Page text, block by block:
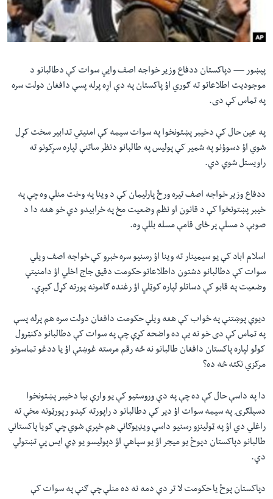
مخکې
لټون
واوړئ
اداریه
Learning English
FOLLOW US
ژبې
پېښور — دپاکستان ددفاع وزیر خواجه اصف وایي سوات کې دطالبانو د
موجودیت اطلاعاتو ته ګوري اؤ پاکستان په دې اړه پرله پسې دافغان دولت سره
په تماس کې دی.
په عین حال کې دخیبر پښتونخوا په سوات سیمه کې امنیتي تدابیر سخت کړل
شوي اؤ دسوؤنو په شمیر کې پولیس په طالبانو دنظر ساتنې لپاره سړکونو ته
راویستل شوي دي.
ددفاع وزیر خواجه اصف تیره ورځ پارلیمان کې د وینا په وخت منلې وه چې په
خیبر پښتونخوا کې د قانون او نظم وضعیت مخ په خرابیدو دي خو هغه دا د
صوبې د مسلې پر ځای قامې مسله بللې وه.
اسلام اباد کې یو سیمینار ته وینا اؤ رسنیو سره خبرو کې خواجه اصف ویلي
سوات کې دطالبانو دشتون داطلاعاتو حکومت دقیق جاج اخلي اؤ دامنیتي
وضعیت په قابو کې دساتلو لپاره کوټلي اؤ رغنده ګامونه پورته کړل کیږي.
دیوې پوښتنې په ځواب کې هغه ویلي حکومت دافغان دولت سره هم پرله پسې
په تماس کې دی خو نه یې ده واضحه کړې چې په سوات کې دطالبانو دکنټرول
کولو لپاره پاکستان دافغان طالبانو نه څه رقم مرسته غوښتې اؤ یا ددغو تماسونو
مرکزي نکته څه ده؟
دا په داسې حال کې ده چې په دې وروستیو کې یو وارې بیا دخیبر پښتونخوا
دسېلګرۍ په سیمه سوات اؤ دیر کې دطالبانو د راپورته کیدو رپورټونه مخې ته
راغلي دي اؤ په ټولینزو رسنیو داسې ویډيوګانې هم خپرې شوي چې ګویا پاکستاني
طالبانو دپاکستان دپوځ یو میجر اؤ یو سپاهي اؤ دپولیسو یو ډي ایس پي تښتولي
دي.
دپاکستان پوځ یا حکومت لا تر دې دمه نه ده منلې چې ګنې په سوات کې